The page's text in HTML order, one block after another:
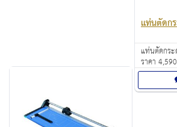
แท่นตัดก
แท่นตัดกร
ราคา
การตัด 52
ฟิล์ม, กระ
อ่อน ตัดได้